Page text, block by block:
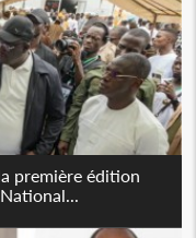
première édition